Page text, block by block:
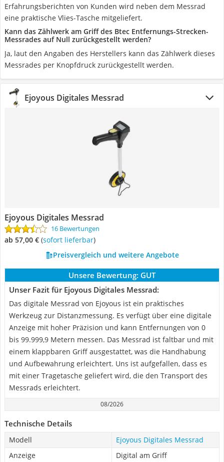
Erfahrungsberichten von Kunden wird neben dem Messrad
eine praktische Vlies-Tasche mitgeliefert.
Kann das Zählwerk am Griff des Btec Entfernungs-Strecken-
Messrades auf Null zurückgestellt werden?
Ja, laut den Angaben des Herstellers kann das Zählwerk dieses
Messrades per Knopfdruck zurückgestellt werden.
Ejoyous Digitales Messrad
Ejoyous Digitales Messrad
16 Bewertungen
ab 57,00 € ( Sofort lieferbar)
Preisvergleich und weitere Angebote
Unsere Bewertung: GUT
Unser Fazit für Ejoyous Digitales Messrad:
Das digitale Messrad von Ejoyous ist ein praktisches
Werkzeug zur Distanzmessung. Es verfügt über eine digitale
Anzeige mit hoher Präzision und kann Entfernungen von 0
bis 99.999,9 Metern messen. Das Messrad ist faltbar und mit
einem klappbaren Griff ausgestattet, was die Handhabung
und Aufbewahrung erleichtert. Uns ist aufgefallen, dass es
mit einer Tragetasche geliefert wird, die den Transport des
Messrads erleichtert.
08/2026
Technische Details
Modell
Ejoyous Digitales Messrad
Anzeige
Digital am Griff